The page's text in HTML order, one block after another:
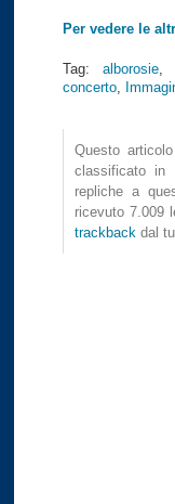
Per vedere le
Tag: alborosie,
concerto
Questo
classificato in
repliche a
ricevuto 7.009
trackback dal